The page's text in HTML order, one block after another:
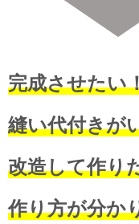
完成させた
縫い代付きが
改造して作
作り方が分か